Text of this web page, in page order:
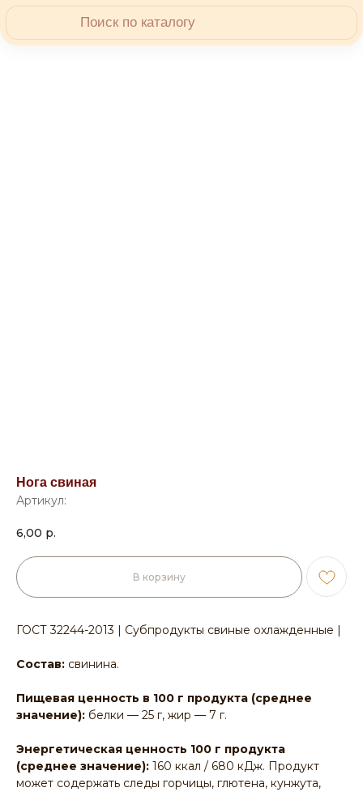
Нога свиная
Артикул:
6,00 р.
В корзину
ГОСТ 32244-2013 | Субпродукты свиные охлажденные |
Состав: свинина.
Пищевая ценность в 100 г продукта (среднее
значение): белки — 25 г, жир — 7 г.
Энергетическая ценность 100 г продукта
(среднее значение): 160 ккал / 680 кДж. Продукт
может содержать следы горчицы, глютена, кунжута,